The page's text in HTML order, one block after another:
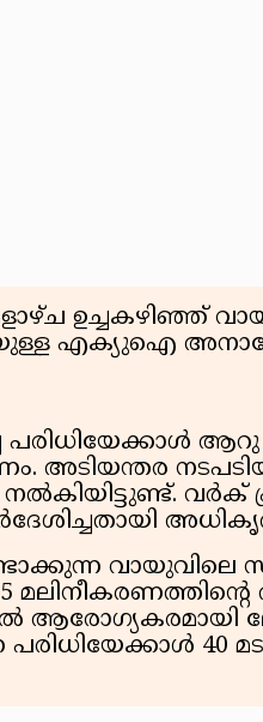
ഉച്ചകഴിഞ്ഞ്
എക്യുഐ
പരിധിയേക്കാള്‍
അടിയന്തര
വര്‍ക്
ആരോഗ്യകരമായി
40